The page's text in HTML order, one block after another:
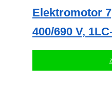
Elektromotor
400/690 V,